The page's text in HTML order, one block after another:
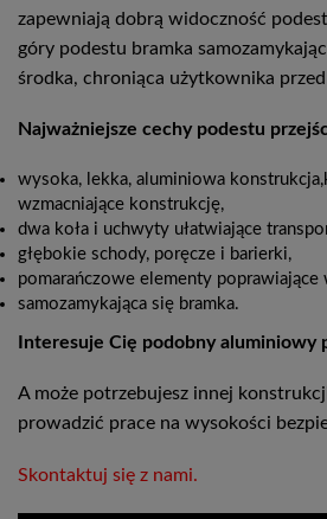
zapewniają dobrą widoczność
góry podestu bramka
środka, chroniąca użytkownika
Najważniejsze cechy podestu
wysoka, lekka, aluminiowa
wzmacniające konstrukcję,
dwa koła i uchwyty ułatwiające
głębokie schody, poręcze i barierki,
pomarańczowe elementy poprawiające
samozamykająca się bramka.
Interesuje Cię podobny aluminiowy
A może potrzebujesz innej
prowadzić prace na wysokości
Skontaktuj się z nami.